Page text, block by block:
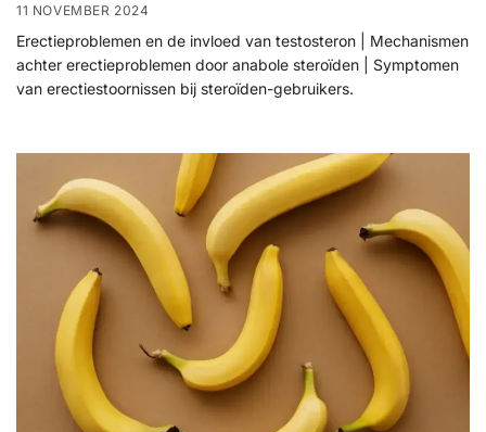
11 NOVEMBER 2024
Erectieproblemen en de invloed van testosteron | Mechanismen
achter erectieproblemen door anabole steroïden | Symptomen
van erectiestoornissen bij steroïden-gebruikers.